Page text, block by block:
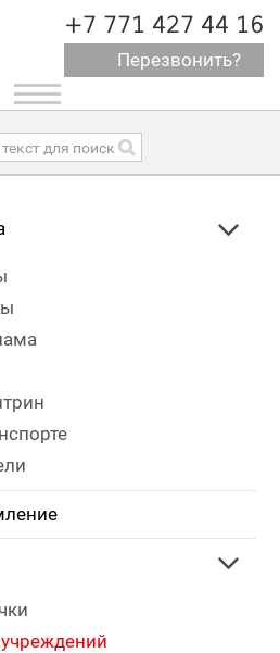
+7 771 427 44 16
Перезвонить?
Toggle
navigation